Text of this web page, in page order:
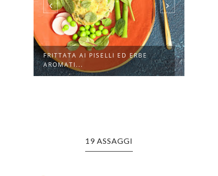
FRITTATA AI PISELLI ED ERBE
AROMATI...
19 ASSAGGI